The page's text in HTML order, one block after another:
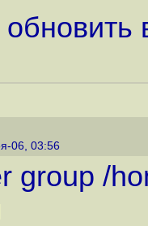
06, 03:56
group /